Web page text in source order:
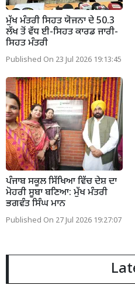
ਮੁੱਖ ਮੰਤਰੀ ਸਿਹਤ ਯੋਜਨਾ ਦੇ 50.3
ਲੱਖ ਤੋਂ ਵੱਧ ਈ-ਸਿਹਤ ਕਾਰਡ ਜਾਰੀ-
ਸਿਹਤ ਮੰਤਰੀ
Published On 23 Jul 2026 19:13:45
ਪੰਜਾਬ ਸਕੂਲ ਸਿੱਖਿਆ ਵਿੱਚ ਦੇਸ਼ ਦਾ
ਮੋਹਰੀ ਸੂਬਾ ਬਣਿਆ: ਮੁੱਖ ਮੰਤਰੀ
ਭਗਵੰਤ ਸਿੰਘ ਮਾਨ
Published On 27 Jul 2026 19:27:07